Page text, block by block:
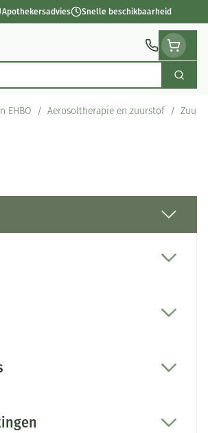
Apothekersadvies Snelle beschikbaarheid
Zoek
EHBO / Aerosoltherapie en zuurstof /